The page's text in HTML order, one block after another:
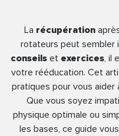
La récupération
rotateurs peut sembler
conseilset exercices, il
votre rééducation. Cet
pratiques pour vous
Que vous soyez
physique optimale ou
les bases, ce guide